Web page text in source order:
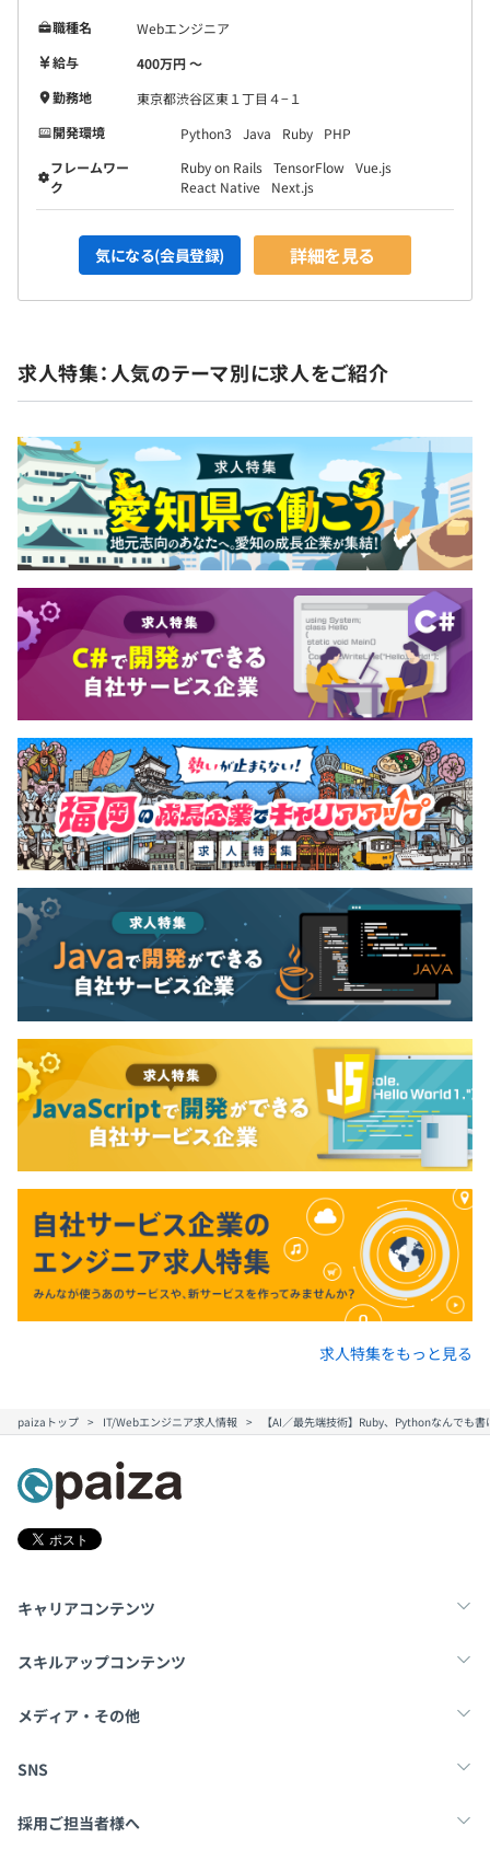
職種名
Webエンジニア
給与
400万円 〜
勤務地
東京都渋谷区東１丁目４−１
開発環境
Python3 Java Ruby
PHP
フレームワー
ク
Ruby on Rails TensorFlow Vue.js
React Native
Next.js
気になる(会員登録) 詳細を見る
求人特集：人気のテーマ別に求人をご紹介
求人特集をもっと見る
paizaトップ IT/Webエンジニア求人情報 【AI／最先端技術】Ruby、Pythonなんでも
キャリアコンテンツ
転職・キャリア
スキルアップコンテンツ
学習
メディア・その他
Tech Team Journal
SNS
X
採用ご担当者様へ